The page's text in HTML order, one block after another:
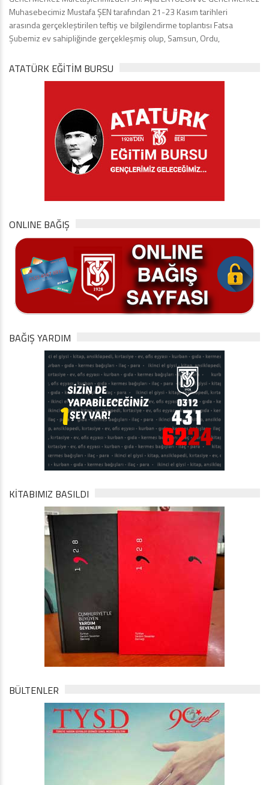
Muhasebecimiz Mustafa ŞEN tarafından 21-23 Kasım tarihleri
arasında gerçekleştirilen teftiş ve bilgilendirme toplantısı Fatsa
Şubemiz ev sahipliğinde gerçekleşmiş olup, Samsun, Ordu,
ATATÜRK EĞITIM BURSU
ONLINE BAĞIŞ
BAĞIŞ YARDIM
KİTABIMIZ BASILDI
BÜLTENLER